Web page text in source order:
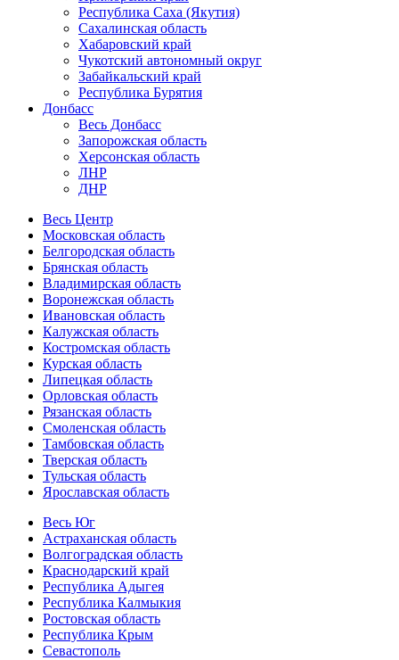
Республика Саха (Якутия)
Сахалинская область
Хабаровский край
Чукотский автономный округ
Забайкальский край
Республика Бурятия
Донбасс
Весь Донбасс
Запорожская область
Херсонская область
ЛНР
ДНР
Весь Центр
Московская область
Белгородская область
Брянская область
Владимирская область
Воронежская область
Ивановская область
Калужская область
Костромская область
Курская область
Липецкая область
Орловская область
Рязанская область
Смоленская область
Тамбовская область
Тверская область
Тульская область
Ярославская область
Весь Юг
Астраханская область
Волгоградская область
Краснодарский край
Республика Адыгея
Республика Калмыкия
Ростовская область
Республика Крым
Севастополь